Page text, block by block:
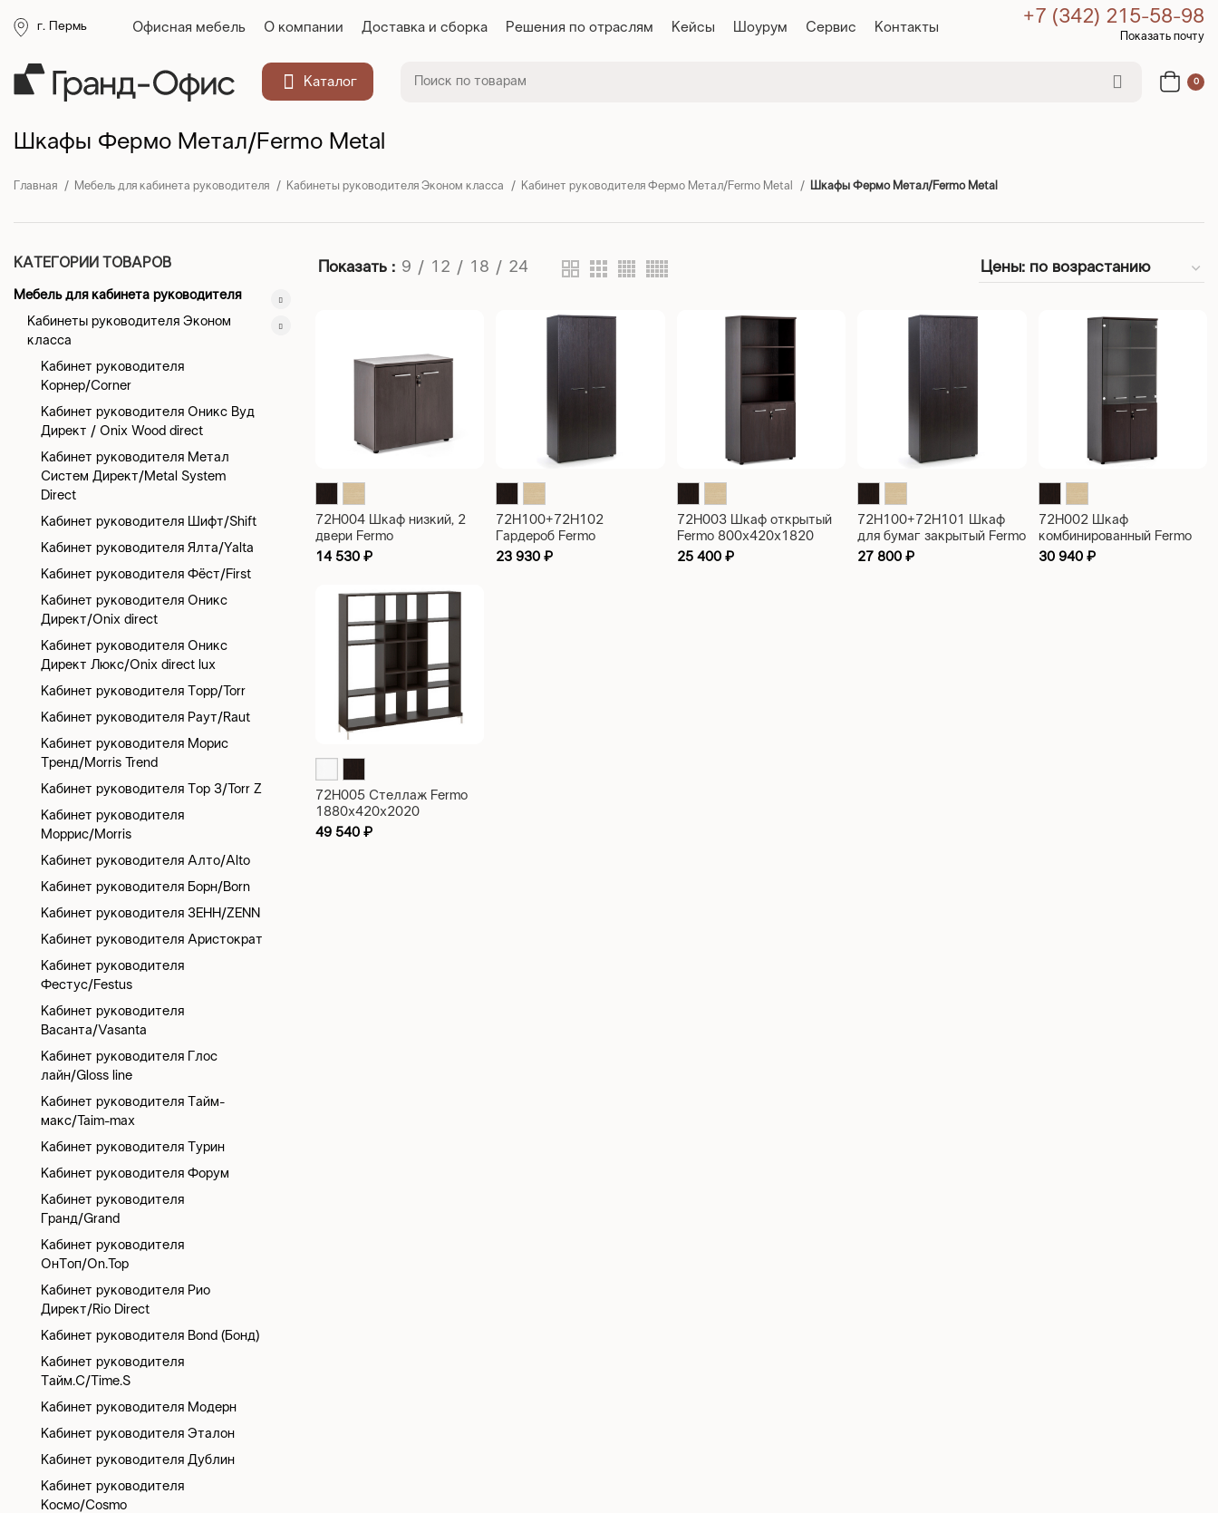
г. Пермь Офисная мебель О компании Доставка и сборка Решения по отраслям Кейсы Шоурум Сервис Контакты +7 (342) 215-58-98
Показать почту
Каталог 0
Шкафы Фермо Метал/Fermo Metal
Главная Мебель для кабинета руководителя Кабинеты руководителя Эконом класса Кабинет руководителя Фермо Метал/Fermo Metal Шкафы Фермо Метал/Fermo Metal
КАТЕГОРИИ ТОВАРОВ
Мебель для кабинета руководителя
Кабинеты руководителя Эконом
класса
Кабинет руководителя
Корнер/Corner
Кабинет руководителя Оникс Вуд
Директ / Onix Wood direct
Кабинет руководителя Метал
Систем Директ/Metal System
Direct
Кабинет руководителя Шифт/Shift
Кабинет руководителя Ялта/Yalta
Кабинет руководителя Фёст/First
Кабинет руководителя Оникс
Директ/Onix direct
Кабинет руководителя Оникс
Директ Люкс/Onix direct lux
Кабинет руководителя Торр/Torr
Кабинет руководителя Раут/Raut
Кабинет руководителя Морис
Тренд/Morris Trend
Кабинет руководителя Тор З/Torr Z
Кабинет руководителя
Моррис/Morris
Кабинет руководителя Алто/Alto
Кабинет руководителя Борн/Born
Кабинет руководителя ЗЕНН/ZENN
Кабинет руководителя Аристократ
Кабинет руководителя
Фестус/Festus
Кабинет руководителя
Васанта/Vasanta
Кабинет руководителя Глос
лайн/Gloss line
Кабинет руководителя Тайм-
макс/Taim-max
Кабинет руководителя Турин
Кабинет руководителя Форум
Кабинет руководителя
Гранд/Grand
Кабинет руководителя
ОнТоп/On.Top
Кабинет руководителя Рио
Директ/Rio Direct
Кабинет руководителя Bond (Бонд)
Кабинет руководителя
Тайм.С/Time.S
Кабинет руководителя Модерн
Кабинет руководителя Эталон
Кабинет руководителя Дублин
Кабинет руководителя
Космо/Cosmo
Показать 9 12 18 24
72H004 Шкаф низкий, 2
двери Fermo
800x420x770
14 530 ₽
72H100+72H102
Гардероб Fermo
800x420x1820
23 930₽
72H003 Шкаф открытый
Fermo 800x420x1820
25 400 ₽
72H100+72H101 Шкаф
для бумаг закрытый Fermo
800x420x1820
27 800₽
72H002 Шкаф
комбинированный Fermo
800x420x1820
30 940₽
72H005 Стеллаж Fermo
1880x420x2020
49 540 ₽